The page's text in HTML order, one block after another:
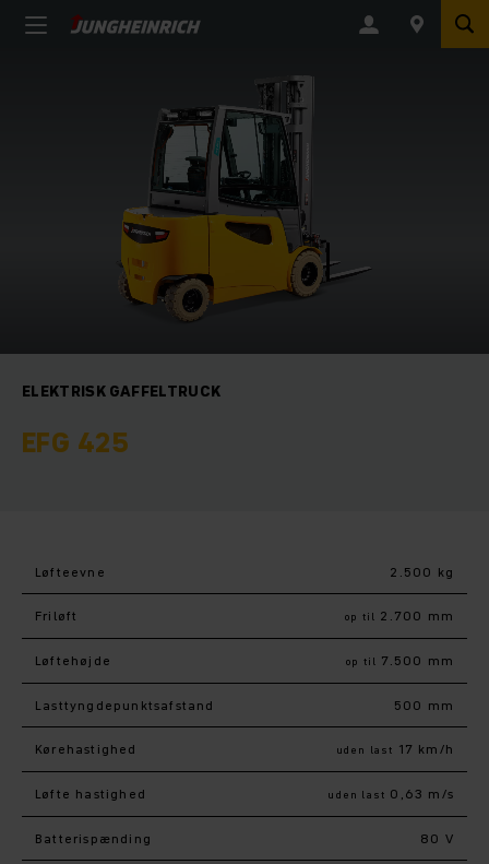
ELEKTRISK GAFFELTRUCK
EFG 425
Løfteevne 2.500 kg
Friløft op til 2.700 mm
Løftehøjde op til 7.500 mm
Lasttyngdepunktsafstand 500 mm
Kørehastighed uden last 17 km/h
Løfte hastighed uden last 0,63 m/s
Batterispænding 80 V